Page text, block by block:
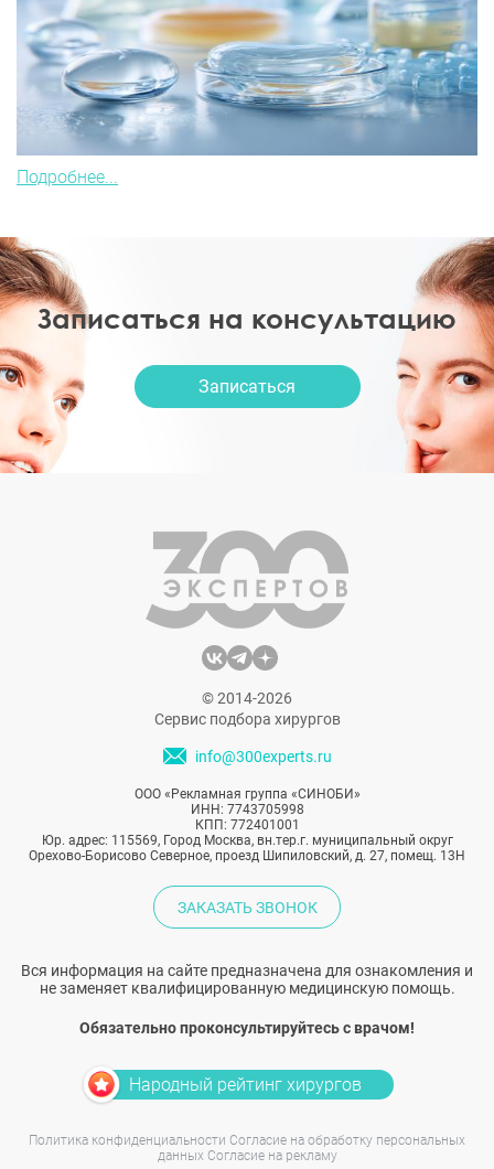
Подробнее...
Записаться на консультацию
Записаться
© 2014-2026
Сервис подбора хирургов
info@300experts.ru
ООО «Рекламная группа «СИНОБИ»
ИНН: 7743705998
КПП: 772401001
Юр. адрес: 115569, Город Москва, вн.тер.г. муниципальный округ
Орехово-Борисово Северное, проезд Шипиловский, д. 27, помещ. 13Н
ЗАКАЗАТЬ ЗВОНОК
Вся информация на сайте предназначена для ознакомления и
не заменяет квалифицированную медицинскую помощь.
Обязательно проконсультируйтесь с врачом!
Народный рейтинг хирургов
Политика конфиденциальности Согласие на обработку персональных
данных Согласие на рекламу